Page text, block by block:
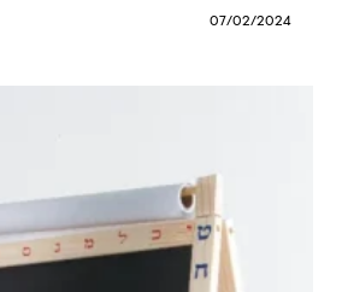
07/02/2024